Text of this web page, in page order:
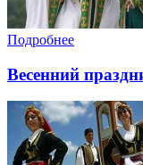
Подробнее
Весенний